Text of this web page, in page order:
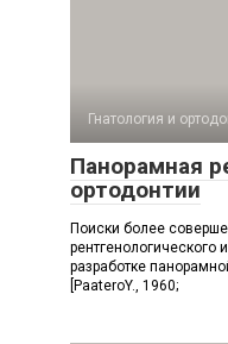
Гнатология и
Панорамная
ортодонтии
Поиски более
рентгенологического
разработке
[PaateroY., 1960;